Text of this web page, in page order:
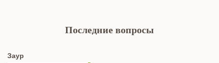
Последние вопросы
Заур